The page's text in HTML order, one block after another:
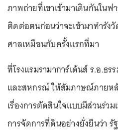
ภาพถ่ายที่เขาเข้ามาเดินกันใน
ติดต่อตนก่อนว่าจะเข้ามาทำรัง
ศาลเหมือนกับครั้งแรกที่มา
ที่โรงแรมรามาการ์เด้นส์ ร.อ.ธ
และสหกรณ์ ให้สัมภาษณ์ภายหลั
เรื่องการตัดสินใจแบบมีส่วนร่ว
การจัดการที่ดินอย่างยั่งยืนว่า